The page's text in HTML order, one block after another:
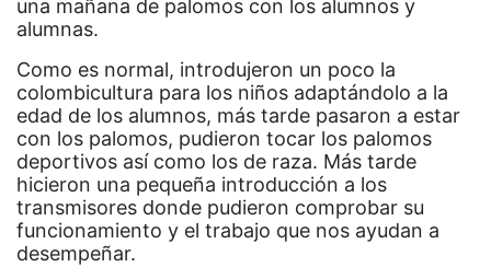
una mañana de palomos con los alumnos y
alumnas.
Como es normal, introdujeron un poco la
colombicultura para los niños adaptándolo a la
edad de los alumnos, más tarde pasaron a estar
con los palomos, pudieron tocar los palomos
deportivos así como los de raza. Más tarde
hicieron una pequeña introducción a los
transmisores donde pudieron comprobar su
funcionamiento y el trabajo que nos ayudan a
desempeñar.